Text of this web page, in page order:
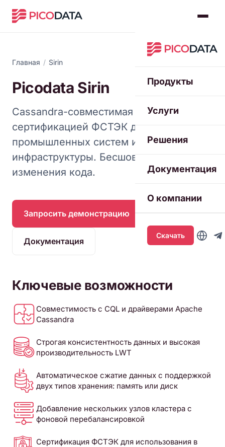
Продукты
Услуги
Решения
Документация
О компании
Скачать
Главная / Sirin
Picodata Sirin
Cassandra-совместимая СУБД с
сертификацией ФСТЭК для
промышленных систем и критической
инфраструктуры. Бесшовная замена без
изменения кода.
Запросить демонстрацию
Документация
Ключевые возможности
Совместимость с CQL и драйверами Apache
Cassandra
Строгая консистентность данных и высокая
производительность LWT
Автоматическое сжатие данных с поддержкой
двух типов хранения: память или диск
Добавление нескольких узлов кластера с
фоновой перебалансировкой
Сертификация ФСТЭК для использования в